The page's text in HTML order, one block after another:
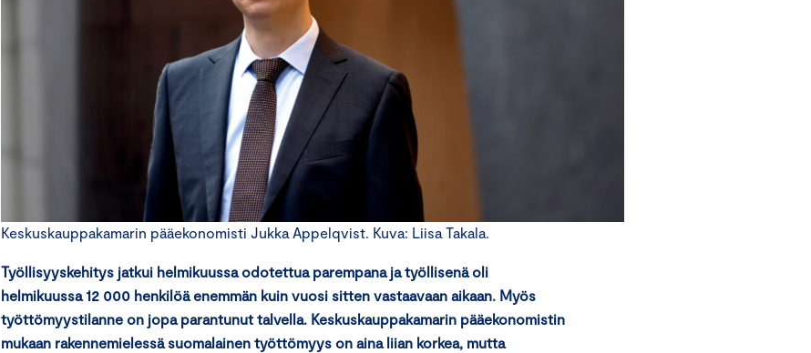
Keskuskauppakamarin pääekonomisti Jukka Appelqvist. Kuva: Liisa Takala.
Työllisyyskehitys jatkui helmikuussa odotettua parempana ja työllisenä oli
helmikuussa 12 000 henkilöä enemmän kuin vuosi sitten vastaavaan aikaan. Myös
työttömyystilanne on jopa parantunut talvella. Keskuskauppakamarin pääekonomistin
mukaan rakennemielessä suomalainen työttömyys on aina liian korkea, mutta